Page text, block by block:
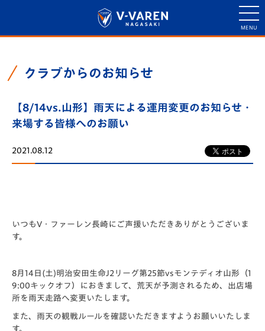
クラブからのお知らせ
【8/14vs.山形】雨天による運用変更のお知らせ・
来場する皆様へのお願い
2021.08.12
いつもV・ファーレン長崎にご声援いただきありがとうございま
す。
8月14日(土)明治安田生命J2リーグ第25節vsモンテディオ山形（1
9:00キックオフ）におきまして、荒天が予測されるため、出店場
所を雨天走路へ変更いたします。
また、雨天の観戦ルールを確認いただきますようお願いいたしま
す。